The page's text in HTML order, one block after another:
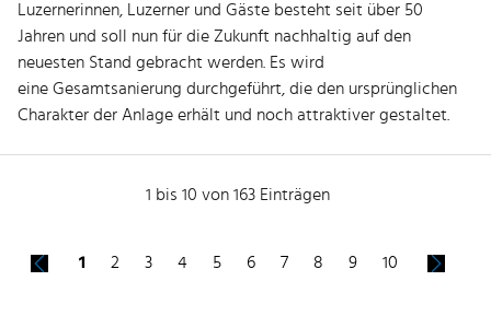
Luzernerinnen, Luzerner und Gäste besteht seit über 50
Jahren und soll nun für die Zukunft nachhaltig auf den
neuesten Stand gebracht werden. Es wird
eine Gesamtsanierung durchgeführt, die den ursprünglichen
Charakter der Anlage erhält und noch attraktiver gestaltet.
1 bis 10 von 163 Einträgen
1 2 3 4 5 6 7 8 9 10